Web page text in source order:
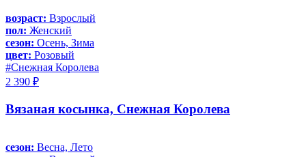
возраст: Взрослый
пол: Женский
сезон: Осень, Зима
цвет: Розовый
#Снежная Королева
2 390 ₽
Вязаная косынка, Снежная Королева
сезон: Весна, Лето